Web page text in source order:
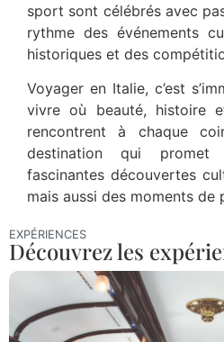
sport sont célébrés avec
rythme des événements
historiques et des
Voyager en Italie, c’est
vivre où beauté, histoire
rencontrent à chaque
destination qui promet
fascinantes découvertes
mais aussi des moments de
EXPÉRIENCES
Découvrez les